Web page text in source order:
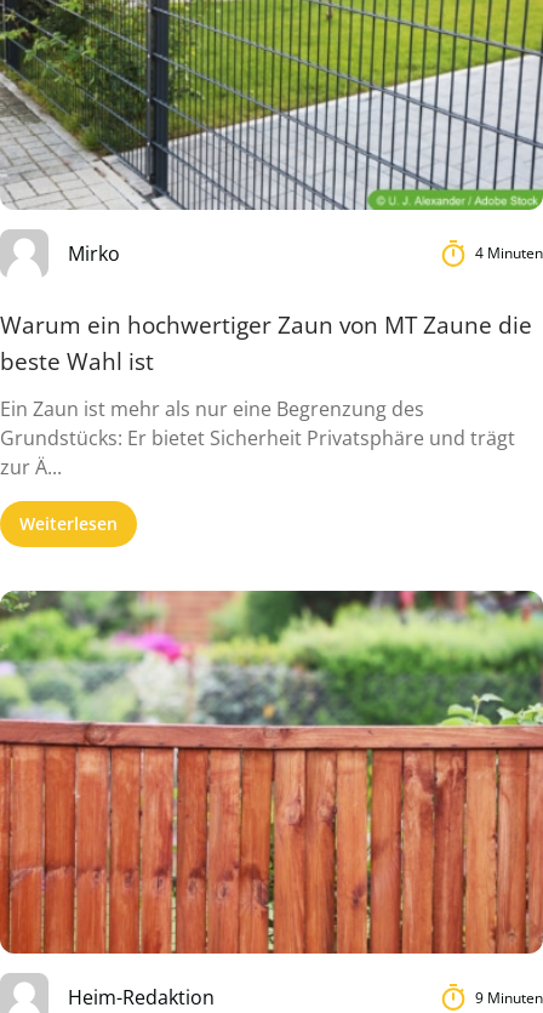
Mirko 4 Minuten
Warum ein hochwertiger Zaun von MT Zaune die
beste Wahl ist
Ein Zaun ist mehr als nur eine Begrenzung des
Grundstücks: Er bietet Sicherheit Privatsphäre und trägt
zur Ä...
Weiterlesen
Heim-Redaktion 9 Minuten